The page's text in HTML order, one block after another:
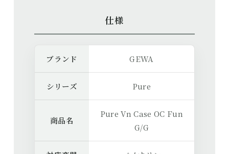
仕様
ブランド GEWA
シリーズ Pure
商品名
Pure Vn Case OC Fun
G/G